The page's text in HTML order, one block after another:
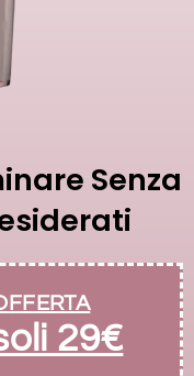
Senza
29€